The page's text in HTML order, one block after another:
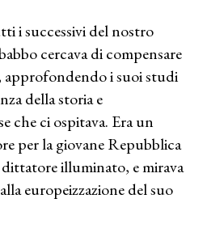
i successivi del nostro
cercava di compensare
approfondendo i suoi studi
della storia e
che ci ospitava. Era un
per la giovane Repubblica
illuminato, e mirava
europeizzazione del suo